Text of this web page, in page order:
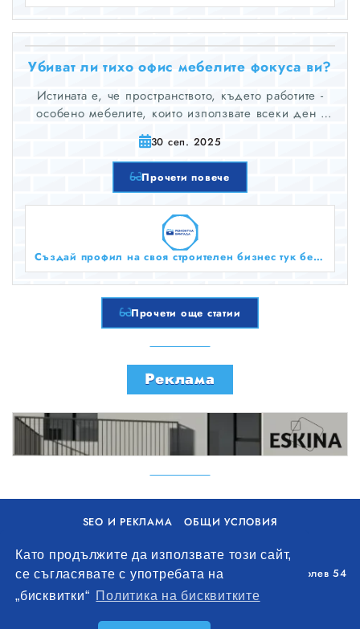
Като продължите да използвате този сайт,
се съгласявате с употребата на
„бисквитки“ Политика на бисквитките
Убиват ли тихо офис мебелите фокуса ви?
Истината е, че пространството, където работите -
особено мебелите, които използвате всеки ден -
играе огромна роля за това как мислите, колко
дълго се фокусирате и колко добре се чувствате,
докато работите
30 сеп. 2025
Прочети повече
Създай профил на своя строителен бизнес тук безплатно!
Прочети още статии
Реклама
SEO И РЕКЛАМА
ОБЩИ УСЛОВИЯ
Уолоу Интернешънъл ЕООД, гр. Варна, бул. Генерал Колев 54
+359 893 621 112
office@remontna-brigada.com